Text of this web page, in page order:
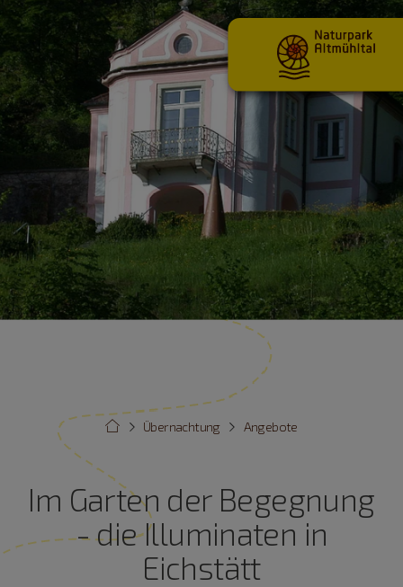
Angebote
Übernachtung
Im Garten der Begegnung
- die Illuminaten in
Eichstätt